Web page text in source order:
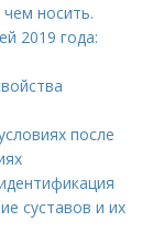
носить.
2019 года:
после
суставов и их